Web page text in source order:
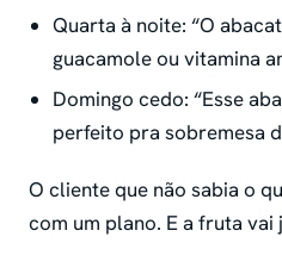
Quarta à noite: “O
guacamole ou vitamina
Domingo cedo: “Esse
perfeito pra sobremesa
O cliente que não sabia o
com um plano. E a fruta vai